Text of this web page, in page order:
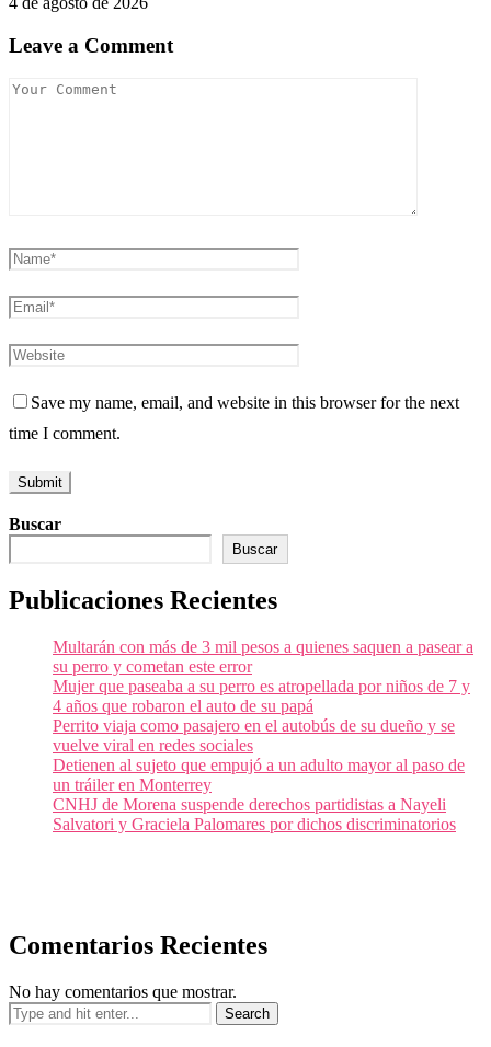
Leave a Comment
Save my name, email, and website in this browser for the next
time I comment.
Buscar
Buscar
Publicaciones Recientes
Multarán con más de 3 mil pesos a quienes saquen a pasear a
su perro y cometan este error
Mujer que paseaba a su perro es atropellada por niños de 7 y
4 años que robaron el auto de su papá
Perrito viaja como pasajero en el autobús de su dueño y se
vuelve viral en redes sociales
Detienen al sujeto que empujó a un adulto mayor al paso de
un tráiler en Monterrey
CNHJ de Morena suspende derechos partidistas a Nayeli
Salvatori y Graciela Palomares por dichos discriminatorios
Comentarios Recientes
No hay comentarios que mostrar.